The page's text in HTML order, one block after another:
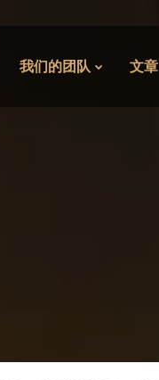
我们的团队 文章